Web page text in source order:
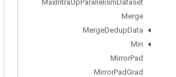
MaxIntraOpParallelismDataset
Merge
MergeDedupData
Min
MirrorPad
MirrorPadGrad